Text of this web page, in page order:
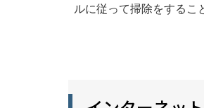
ルに従って掃除をするこ